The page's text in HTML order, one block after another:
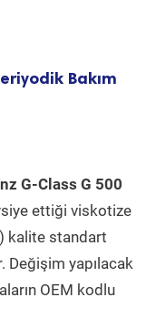
Bakım
G-Class G 500
ettiği viskotize
kalite standart
Değişim yapılacak
OEM kodlu